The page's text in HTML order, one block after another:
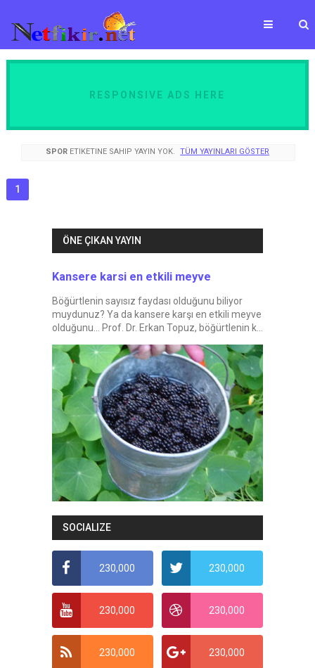
RESPONSIVE ADS HERE
SPORETIKETINE SAHIP YAYIN YOK. TÜM YAYINLARI GÖSTER
1
ÖNE ÇIKAN YAYIN
Kansere karsi en etkili meyve
Böğürtlenin sayısız faydası olduğunu biliyor
muydunuz? Ya da kansere karşı en etkili meyve
olduğunu... Prof. Dr. Erkan Topuz, böğürtlenin k...
SOCIALIZE
230,000 230,000
230,000 230,000
230,000 230,000